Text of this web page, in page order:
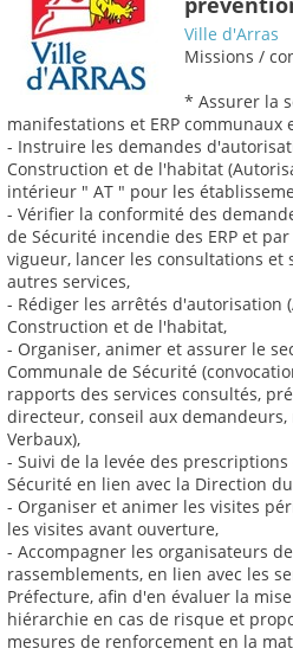
Ville d'Arras
Missions /
* Assurer la
manifestations et ERP communaux
- Instruire les demandes
Construction et de l'habitat
intérieur " AT " pour les
- Vérifier la conformité des
de Sécurité incendie des ERP et
vigueur, lancer les consultations et
autres services,
- Rédiger les arrêtés d'autorisation
Construction et de l'habitat,
- Organiser, animer et assurer le
Communale de Sécurité
rapports des services consultés,
directeur, conseil aux demandeurs,
Verbaux),
- Suivi de la levée des
Sécurité en lien avec la Direction
- Organiser et animer les visites
les visites avant ouverture,
- Accompagner les organisateurs
rassemblements, en lien avec les
Préfecture, afin d'en évaluer la
hiérarchie en cas de risque et
mesures de renforcement en la